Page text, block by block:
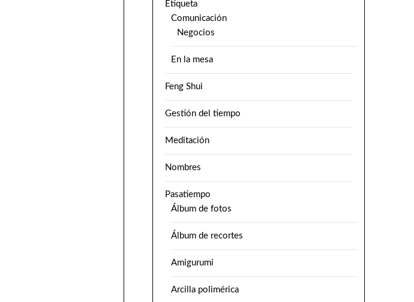
Etiqueta
Comunicación
Negocios
En la mesa
Feng Shui
Gestión del tiempo
Meditación
Nombres
Pasatiempo
Álbum de fotos
Álbum de recortes
Amigurumi
Arcilla polimérica